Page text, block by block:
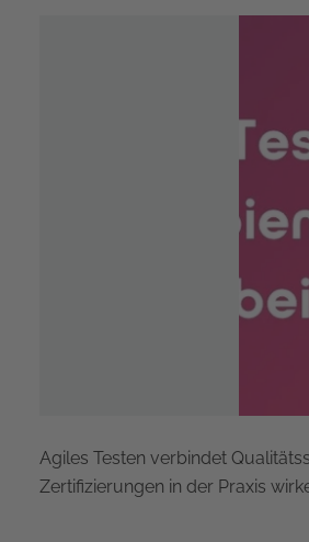
Agiles Testen verbindet
Zertifizierungen in der Praxis